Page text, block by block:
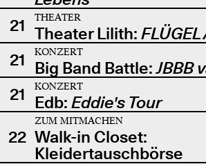
21
THEATER
Theater Lilith:
21
KONZERT
Big Band Battle:JBBB
21
KONZERT
Edb: Eddie's Tour
22
ZUM MITMACHEN
Walk-in Closet:
Kleidertauschbörse